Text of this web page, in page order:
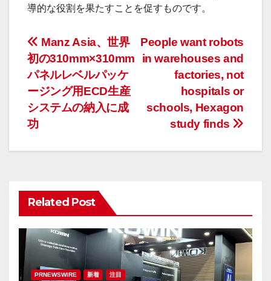
導的な役割を果たすことを促すものです。
投
稿
ナ
ビ
ゲ
シ
ョ
ン
People want robots
in warehouses and
factories, not
hospitals or
schools, Hexagon
study finds
Manz Asia、世界
初の310mm×310mm
パネルレベルパッケ
ージング用ECD生産
システムの納入に成
功
Related Post
PRNEWSWIRE 新着 注目